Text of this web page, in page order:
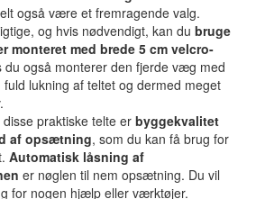
også være et fremragende valg.
og hvis nødvendigt, kan du bruge
monteret med brede 5 cm velcro-
du også monterer den fjerde væg med
lukning af teltet og dermed meget
praktiske telte er byggekvalitet
af opsætning, som du kan få brug for
Automatisk låsning af
er nøglen til nem opsætning. Du vil
for nogen hjælp eller værktøjer.